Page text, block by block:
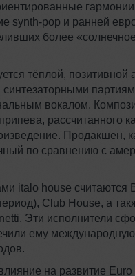
synth-pop и ранней
более
тёплой,
вокалом.
рассчитанного
Продакшен,
по сравнению с
italo house считаются
Club House, а
Эти исполнители
ему международную
на развитие